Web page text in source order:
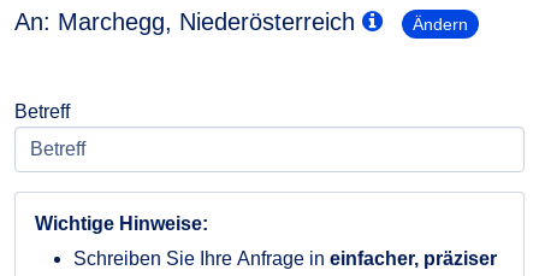
An: Marchegg, Niederösterreich Ändern
Betreff
Wichtige Hinweise:
Schreiben Sie Ihre Anfrage in einfacher, präziser